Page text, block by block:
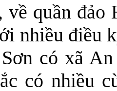
về quần
nhiều điều
có xã
có nhiều